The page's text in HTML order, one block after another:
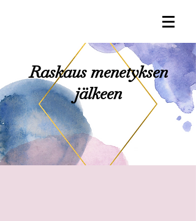
Raskaus menetyksen
jälkeen